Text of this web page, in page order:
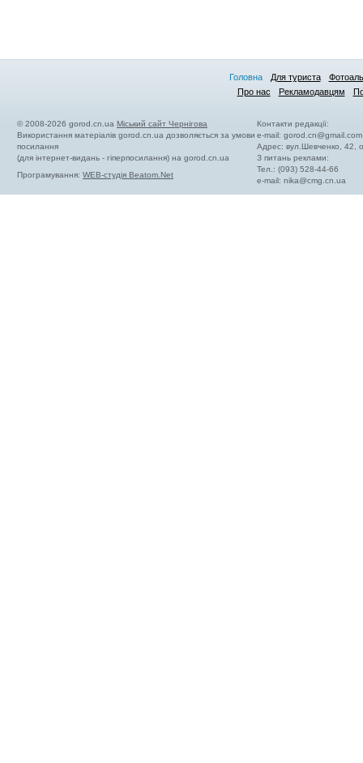
Головна Для туриста
Про нас
Рекламодавцям
© 2008-2026 gorod.cn.ua Міський сайт Чернігова
Використання матеріалів gorod.cn.ua дозволяється за умови
посилання
(для інтернет-видань - гіперпосилання) на gorod.cn.ua
Програмування: WEB-студія Beatom.Net
Контакти редакції:
e-mail:gorod.cn@gmail.com
Адрес: вул.Шевченко, 42,
З питань реклами:
Тел.: (093) 528-44-66
e-mail:nika@cmg.cn.ua